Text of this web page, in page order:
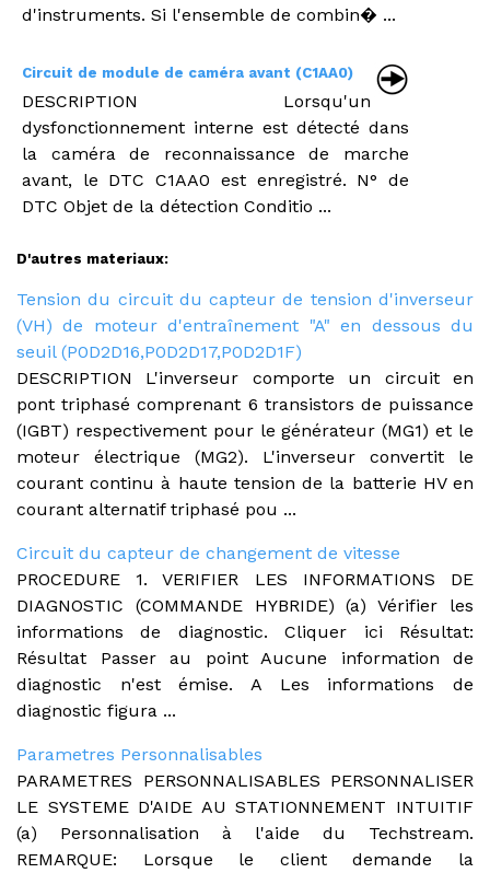
d'instruments. Si l'ensemble de combin� ...
Circuit de module de caméra avant (C1AA0)
DESCRIPTION Lorsqu'un
dysfonctionnement interne est détecté dans
la caméra de reconnaissance de marche
avant, le DTC C1AA0 est enregistré. N° de
DTC Objet de la détection Conditio ...
D'autres materiaux:
Tension du circuit du capteur de tension d'inverseur
(VH) de moteur d'entraînement "A" en dessous du
seuil (P0D2D16,P0D2D17,P0D2D1F)
DESCRIPTION L'inverseur comporte un circuit en
pont triphasé comprenant 6 transistors de puissance
(IGBT) respectivement pour le générateur (MG1) et le
moteur électrique (MG2). L'inverseur convertit le
courant continu à haute tension de la batterie HV en
courant alternatif triphasé pou ...
Circuit du capteur de changement de vitesse
PROCEDURE 1. VERIFIER LES INFORMATIONS DE
DIAGNOSTIC (COMMANDE HYBRIDE) (a) Vérifier les
informations de diagnostic. Cliquer ici Résultat:
Résultat Passer au point Aucune information de
diagnostic n'est émise. A Les informations de
diagnostic figura ...
Parametres Personnalisables
PARAMETRES PERSONNALISABLES PERSONNALISER
LE SYSTEME D'AIDE AU STATIONNEMENT INTUITIF
(a) Personnalisation à l'aide du Techstream.
REMARQUE: Lorsque le client demande la